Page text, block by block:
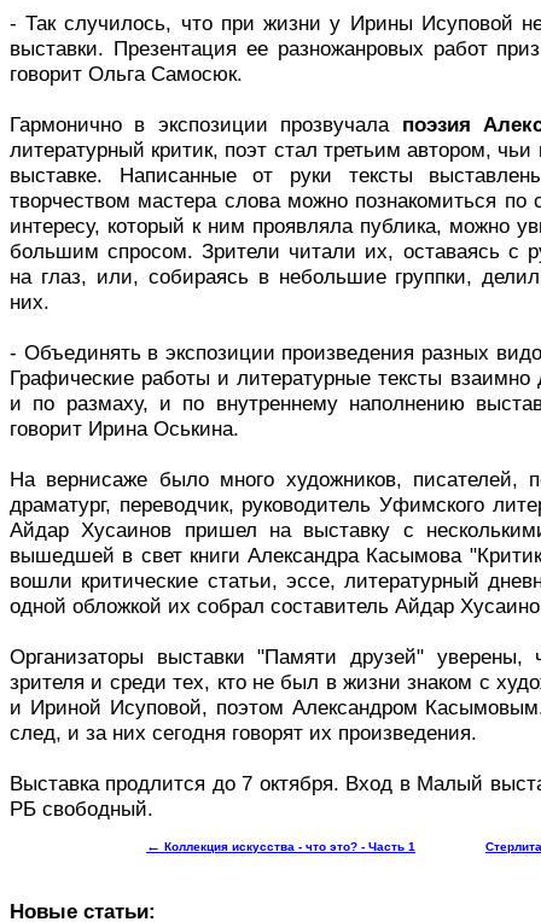
- Так случилось, что при жизни у Ирины Исуповой
выставки. Презентация ее разножанровых работ
говорит Ольга Самосюк.
Гармонично в экспозиции прозвучала поэзия
литературный критик, поэт стал третьим автором,
выставке. Написанные от руки тексты
творчеством мастера слова можно познакомиться по
интересу, который к ним проявляла публика, можно
большим спросом. Зрители читали их, оставаясь с
на глаз, или, собираясь в небольшие группки,
них.
- Объединять в экспозиции произведения разных
Графические работы и литературные тексты взаимно
и по размаху, и по внутреннему наполнению
говорит Ирина Оськина.
На вернисаже было много художников, писателей,
драматург, переводчик, руководитель Уфимского
Айдар Хусаинов пришел на выставку с
вышедшей в свет книги Александра Касымова
вошли критические статьи, эссе, литературный
одной обложкой их собрал составитель Айдар
Организаторы выставки "Памяти друзей" уверены,
зрителя и среди тех, кто не был в жизни знаком с
и Ириной Исуповой, поэтом Александром
след, и за них сегодня говорят их произведения.
Выставка продлится до 7 октября. Вход в Малый
РБ свободный.
← Коллекция искусства - что это? - Часть 1
Новые статьи: